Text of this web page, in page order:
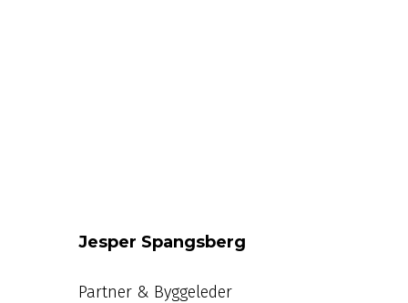
Jesper Spangsberg
Partner & Byggeleder